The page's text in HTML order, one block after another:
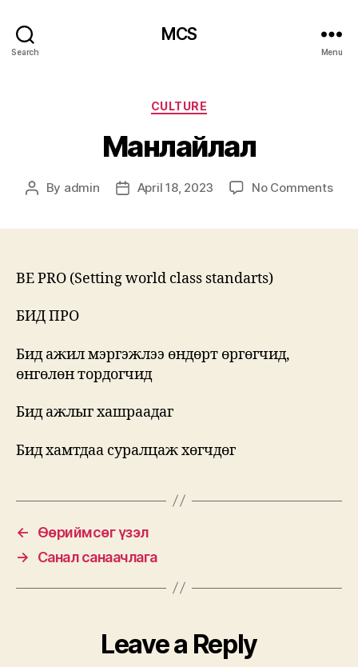
Search
MCS
Menu
Categories
CULTURE
Манлайлал
Post
By admin
PostApril 18, 2023 No Commentson
BE PRO (Setting world class standarts)
БИД ПРО
Бид ажил мэргэжлээ өндөрт өргөгчид,
өнгөлөн тордогчид
Бид ажлыг хашраадаг
Бид хамтдаа суралцаж хөгчдөг
←
Өөриймсөг үзэл
→
Санал санаачлага
Leave a Reply